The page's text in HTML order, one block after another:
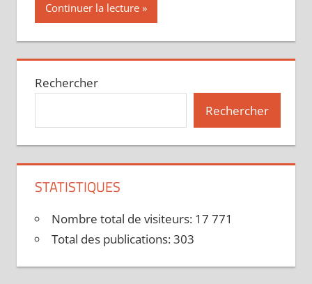
Continuer la lecture
Rechercher
Rechercher
STATISTIQUES
Nombre total de visiteurs: 17 771
Total des publications:303